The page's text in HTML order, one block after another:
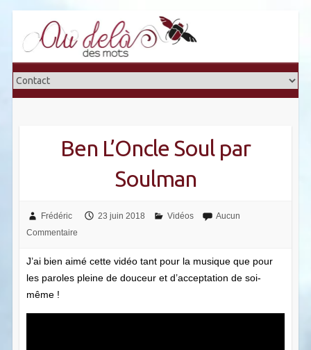
content
Ben L’Oncle Soul par
Soulman
Frédéric 23 juin 2018 Vidéos
Aucun
Commentaire
J’ai bien aimé cette vidéo tant pour la musique que pour
les paroles pleine de douceur et d’acceptation de soi-
même !